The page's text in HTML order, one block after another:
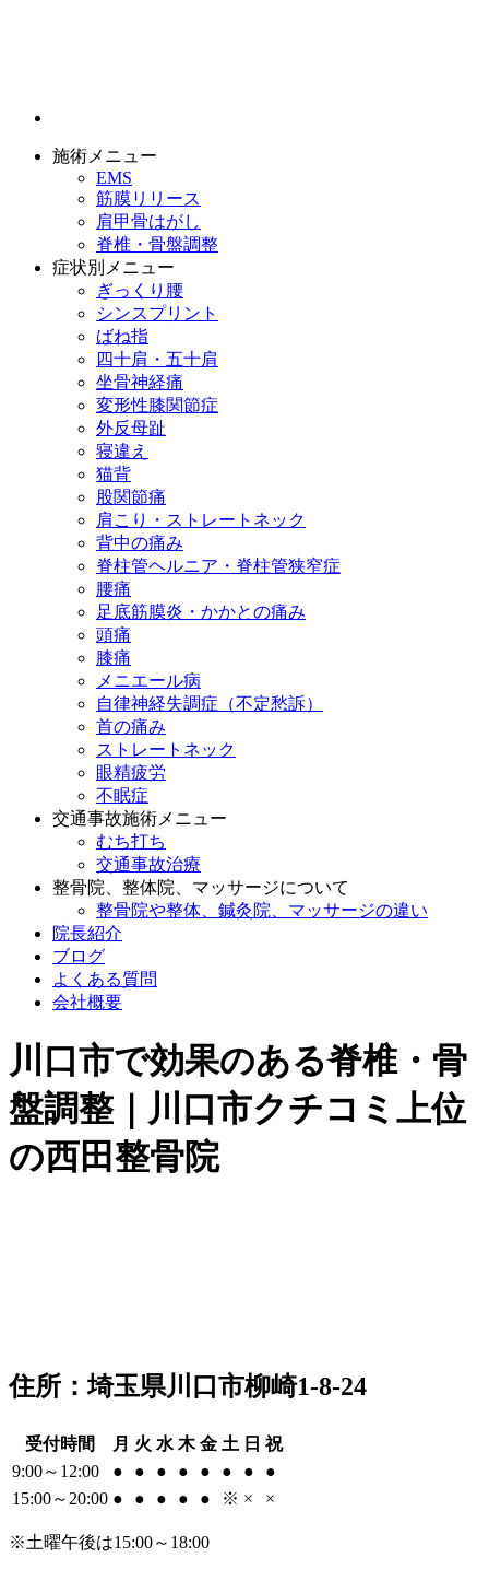
施術メニュー
EMS
筋膜リリース
肩甲骨はがし
脊椎・骨盤調整
症状別メニュー
ぎっくり腰
シンスプリント
ばね指
四十肩・五十肩
坐骨神経痛
変形性膝関節症
外反母趾
寝違え
猫背
股関節痛
肩こり・ストレートネック
背中の痛み
脊柱管ヘルニア・脊柱管狭窄症
腰痛
足底筋膜炎・かかとの痛み
頭痛
膝痛
メニエール病
自律神経失調症（不定愁訴）
首の痛み
ストレートネック
眼精疲労
不眠症
交通事故施術メニュー
むち打ち
交通事故治療
整骨院、整体院、マッサージについて
整骨院や整体、鍼灸院、マッサージの違い
院長紹介
ブログ
よくある質問
会社概要
川口市で効果のある脊椎・骨
盤調整｜川口市クチコミ上位
の西田整骨院
住所：埼玉県川口市柳崎1-8-24
受付時間 月 火 水 木 金 土 日 祝
9:00～12:00
● ● ● ● ● ● ●
●
15:00～20:00 ● ● ● ● ● ※ × ×
※土曜午後は15:00～18:00